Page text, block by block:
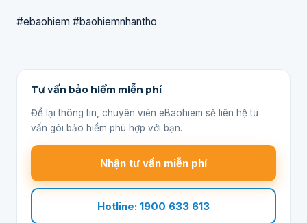
#ebaohiem #baohiemnhantho
Tư vấn bảo hiểm miễn phí
Để lại thông tin, chuyên viên eBaohiem sẽ liên hệ tư
vấn gói bảo hiểm phù hợp với bạn.
Nhận tư vấn miễn phí
Hotline: 1900 633 613